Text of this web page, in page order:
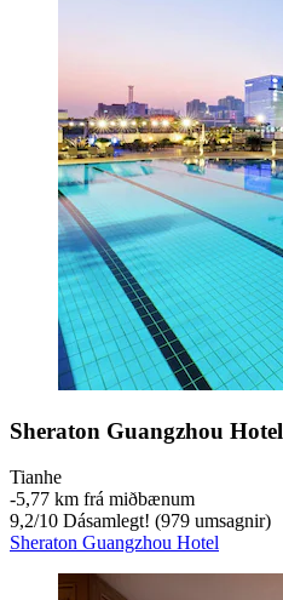
Sheraton Guangzhou Hotel
Tianhe
‐5,77 km frá miðbænum
9,2/10 Dásamlegt! (979 umsagnir)
Sheraton Guangzhou Hotel